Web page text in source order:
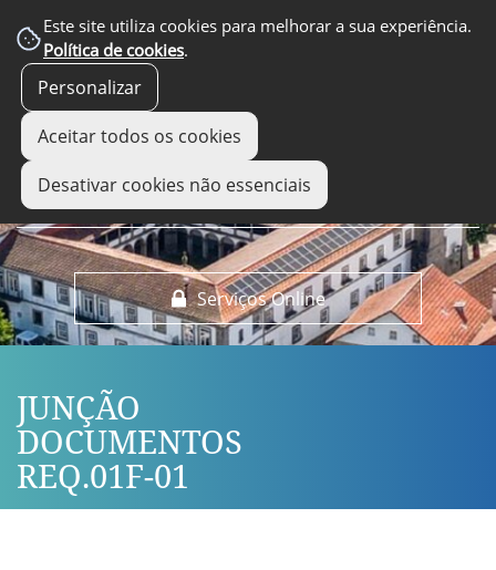
Este site utiliza cookies para melhorar a sua experiência.
Política de cookies.
Personalizar
Aceitar todos os cookies
Desativar cookies não essenciais
Serviços Online
EM DESTAQUE
JUNÇÃO
DOCUMENTOS
REQ.01F-01